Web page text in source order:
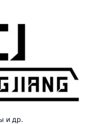
и др.